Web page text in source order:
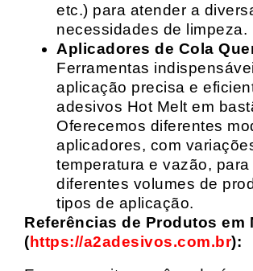
etc.) para atender a
necessidades de limpeza.
Aplicadores de Cola
Ferramentas
aplicação precisa e
adesivos Hot Melt em
Oferecemos diferentes
aplicadores, com
temperatura e vazão, para
diferentes volumes de
tipos de aplicação.
Referências de Produtos em
(https://a2adesivos.com.br):